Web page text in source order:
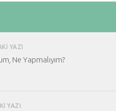
YAZI
Ne Yapmalıyım?
YAZI